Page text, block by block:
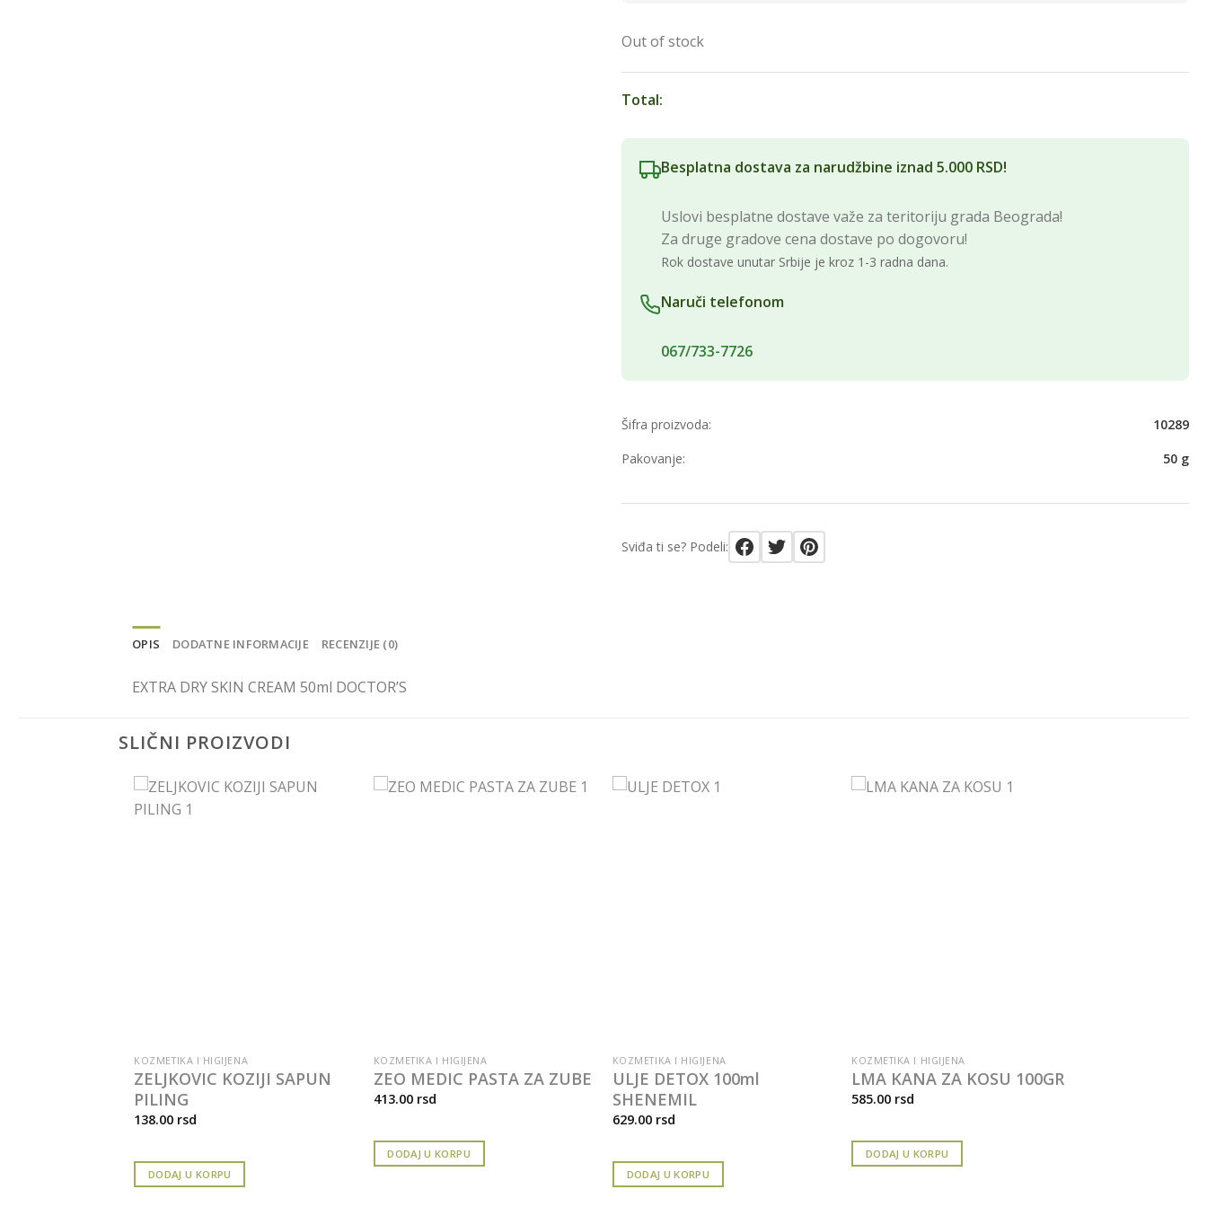
Out of stock
Total:
Besplatna dostava za narudžbine iznad 5.000 RSD!
Uslovi besplatne dostave važe za teritoriju grada Beograda!
Za druge gradove cena dostave po dogovoru!
Rok dostave unutar Srbije je kroz 1-3 radna dana.
Naruči telefonom
067/733-7726
Šifra proizvoda:
10289
Pakovanje:
50 g
Sviđa ti se? Podeli:
OPIS DODATNE INFORMACIJE RECENZIJE (0)
EXTRA DRY SKIN CREAM 50ml DOCTOR’S
SLIČNI PROIZVODI
KOZMETIKA I HIGIJENA
ZELJKOVIC KOZIJI SAPUN
PILING
138.00 rsd
DODAJ U KORPU
KOZMETIKA I HIGIJENA
ZEO MEDIC PASTA ZA ZUBE
413.00 rsd
DODAJ U KORPU
KOZMETIKA I HIGIJENA
ULJE DETOX 100ml
SHENEMIL
629.00 rsd
DODAJ U KORPU
KOZMETIKA I HIGIJENA
LMA KANA ZA KOSU 100GR
585.00 rsd
DODAJ U KORPU